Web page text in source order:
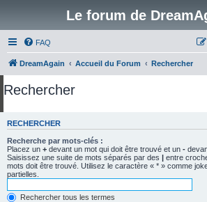
Le forum de
FAQ
DreamAgain Accueil du Forum Rechercher
Rechercher
RECHERCHER
Recherche par mots-clés :
Placez un + devant un mot qui doit être trouvé et un -
Saisissez une suite de mots séparés par des | entre
mots doit être trouvé. Utilisez le caractère « * » comme
partielles.
Rechercher tous les termes